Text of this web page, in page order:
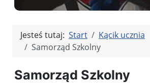
Jesteś tutaj: Start
Kącik ucznia
Samorząd Szkolny
Samorząd Szkolny